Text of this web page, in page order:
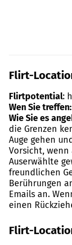
Flirt-
Flirtpotential:
Wen Sie treffen:
Wie Sie es
die Grenzen
Auge gehen
Vorsicht, wenn
Auserwählte
freundlichen
Berührungen
Emails an.
einen
Flirt-